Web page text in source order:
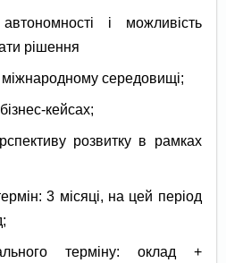
і можливість
рішення
міжнародному середовищі;
кейсах;
розвитку в рамках
3 місяці, на цей період
терміну: оклад +